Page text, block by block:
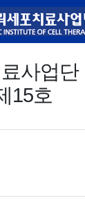
사업단
15호